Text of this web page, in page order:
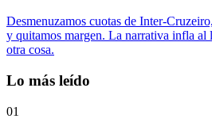
Desmenuzamos cuotas de Inter-
y quitamos margen. La narrativa infla al
otra cosa.
Lo más leído
01